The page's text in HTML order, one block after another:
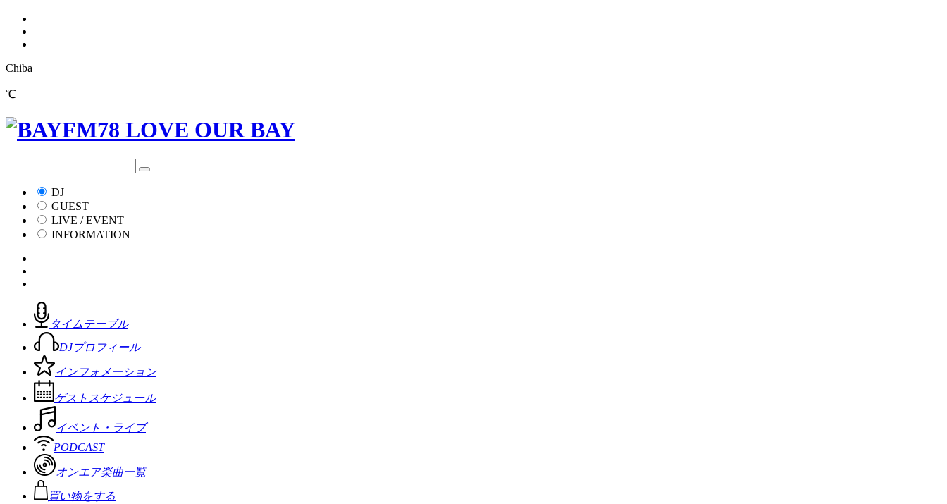
Chiba
℃
DJ
GUEST
LIVE / EVENT
INFORMATION
タイムテーブル
DJプロフィール
インフォメーション
ゲストスケジュール
イベント・ライブ
PODCAST
オンエア楽曲一覧
買い物をする